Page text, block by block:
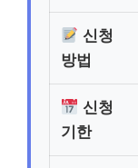
신청
방법
신청
기한